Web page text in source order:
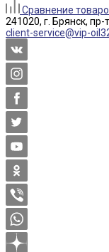
Сравнение
241020, г. Брянск,
client-service@vip-